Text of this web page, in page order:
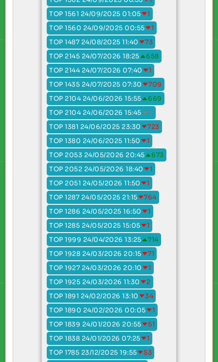
TOP 1561 24/09/2025 01:05
1
TOP 1560 24/09/2025 00:55
1
TOP 1487 24/08/2025 11:40
73
TOP 2145 24/07/2026 18:25
658
TOP 2144 24/07/2026 07:40
1
TOP 1435 24/07/2025 07:30
709
TOP 2104 24/06/2026 15:55
669
TOP 2104 24/06/2026 15:45
0
TOP 1381 24/06/2025 23:30
723
TOP 1380 24/06/2025 11:50
1
TOP 2053 24/05/2026 20:45
673
TOP 2052 24/05/2026 18:40
1
TOP 2051 24/05/2026 11:50
1
TOP 1287 24/05/2025 21:15
764
TOP 1286 24/05/2025 16:50
1
TOP 1285 24/05/2025 15:05
1
TOP 1999 24/04/2026 13:25
714
TOP 1928 24/03/2026 20:15
71
TOP 1927 24/03/2026 20:10
1
TOP 1925 24/03/2026 11:30
2
TOP 1891 24/02/2026 13:10
34
TOP 1890 24/02/2026 00:05
1
TOP 1839 24/01/2026 20:55
51
TOP 1838 24/01/2026 07:25
1
TOP 1785 23/12/2025 19:55
53